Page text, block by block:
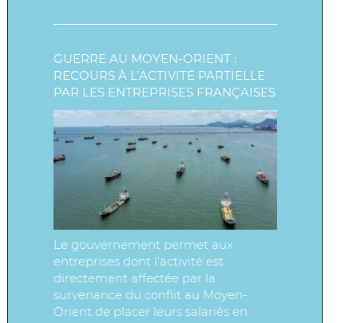
GUERRE AU MOYEN-ORIENT :
RECOURS À L’ACTIVITÉ PARTIELLE
PAR LES ENTREPRISES FRANÇAISES
Le gouvernement permet aux
entreprises dont l’activité est
directement affectée par la
survenance du conflit au Moyen-
Orient de placer leurs salariés en